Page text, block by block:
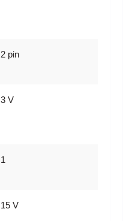
2 pin
3 V
1
15 V